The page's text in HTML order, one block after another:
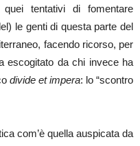
tentativi di fomentare
le genti di questa parte del
facendo ricorso, per
escogitato da chi invece ha
divide et impera: lo “scontro
com’è quella auspicata da